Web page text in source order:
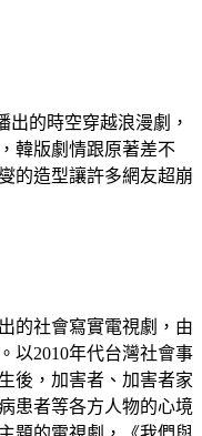
出的時空穿越浪漫劇，
韓版劇情跟原著差不
的造型讓許多網友超崩
的社會寫實電視劇，由
以2010年代台灣社會事
後，加害者、加害者家
患者等各方人物的心境